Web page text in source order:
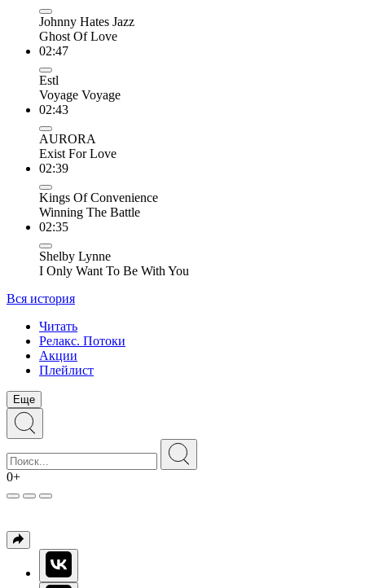
Johnny Hates Jazz
Ghost Of Love
02:47
Estl
Voyage Voyage
02:43
AURORA
Exist For Love
02:39
Kings Of Convenience
Winning The Battle
02:35
Shelby Lynne
I Only Want To Be With You
Вся история
Читать
Релакс. Потоки
Акции
Плейлист
Еще
0+